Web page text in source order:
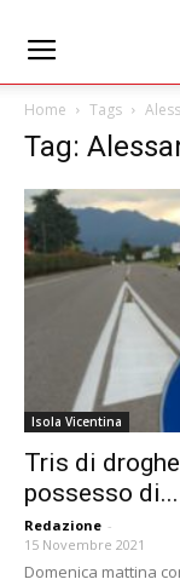
Home Tags
Tag:
Isola Vicentina
Tris di
possesso di...
Redazione -
15 Novembre 2021
Domenica mattina